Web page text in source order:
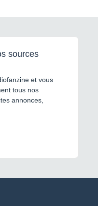
sources
et vous
tous nos
annonces,